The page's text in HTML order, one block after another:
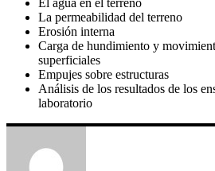
La permeabilidad del terreno
Erosión interna
Carga de hundimiento y
superficiales
Empujes sobre estructuras
Análisis de los resultados de los
laboratorio